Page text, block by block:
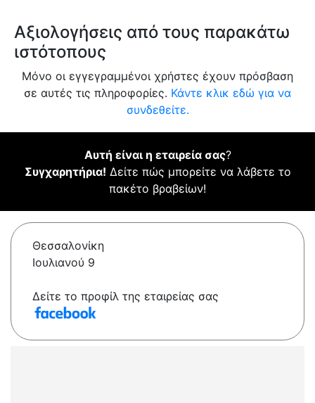
Αξιολογήσεις από τους παρακάτω
ιστότοπους
Μόνο οι εγγεγραμμένοι χρήστες έχουν πρόσβαση
σε αυτές τις πληροφορίες. Κάντε κλικ εδώ για να
συνδεθείτε.
Αυτή είναι η εταιρεία σας?
Συγχαρητήρια! Δείτε πώς μπορείτε να λάβετε το
πακέτο βραβείων!
Θεσσαλονίκη
Ιουλιανού 9
Δείτε το προφίλ της εταιρείας σας